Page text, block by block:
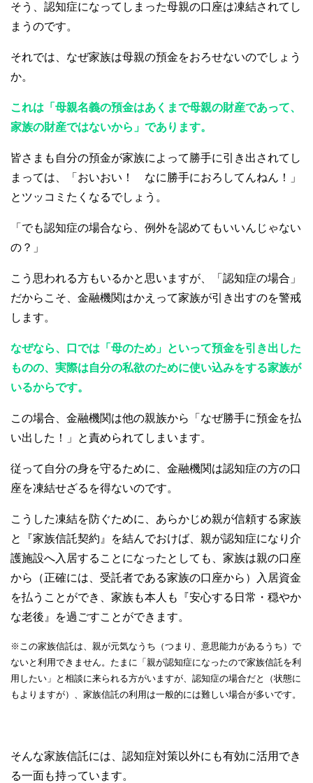
そう、認知症になってしまった母親の口座は凍結されてし
まうのです。
それでは、なぜ家族は母親の預金をおろせないのでしょう
か。
これは「母親名義の預金はあくまで母親の財産であって、
家族の財産ではないから」であります。
皆さまも自分の預金が家族によって勝手に引き出されてし
まっては、「おいおい！ なに勝手におろしてんねん！」
とツッコミたくなるでしょう。
「でも認知症の場合なら、例外を認めてもいいんじゃない
の？」
こう思われる方もいるかと思いますが、「認知症の場合」
だからこそ、金融機関はかえって家族が引き出すのを警戒
します。
なぜなら、口では「母のため」といって預金を引き出した
ものの、実際は自分の私欲のために使い込みをする家族が
いるからです。
この場合、金融機関は他の親族から「なぜ勝手に預金を払
い出した！」と責められてしまいます。
従って自分の身を守るために、金融機関は認知症の方の口
座を凍結せざるを得ないのです。
こうした凍結を防ぐために、あらかじめ親が信頼する家族
と『家族信託契約』を結んでおけば、親が認知症になり介
護施設へ入居することになったとしても、家族は親の口座
から（正確には、受託者である家族の口座から）入居資金
を払うことができ、家族も本人も『安心する日常・穏やか
な老後』を過ごすことができます。
※この家族信託は、親が元気なうち（つまり、意思能力があるうち）で
ないと利用できません。たまに「親が認知症になったので家族信託を利
用したい」と相談に来られる方がいますが、認知症の場合だと（状態に
もよりますが）、家族信託の利用は一般的には難しい場合が多いです。
そんな家族信託には、認知症対策以外にも有効に活用でき
る一面も持っています。